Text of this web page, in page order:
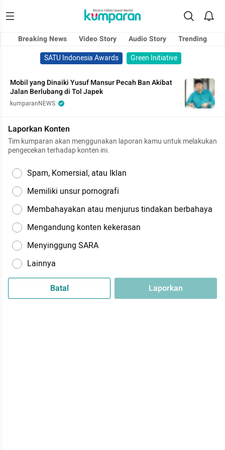
Breaking News Video Story Audio Story
Trending
SATU Indonesia Awards
Green Initiative
Mobil yang Dinaiki Yusuf Mansur Pecah Ban Akibat
Jalan Berlubang di Tol Japek
kumparanNEWS
Laporkan Konten
Tim kumparan akan menggunakan laporan kamu untuk melakukan
pengecekan terhadap konten ini.
Spam, Komersial, atau Iklan
Memiliki unsur pornografi
Membahayakan atau menjurus tindakan berbahaya
Mengandung konten kekerasan
Menyinggung SARA
Lainnya
Batal Laporkan